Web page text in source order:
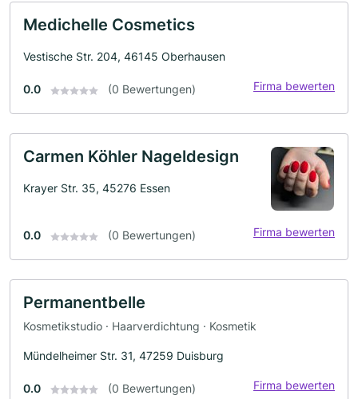
Medichelle Cosmetics
Vestische Str. 204, 46145 Oberhausen
0.0 (0 Bewertungen) Firma bewerten
Carmen Köhler Nageldesign
Krayer Str. 35, 45276 Essen
0.0 (0 Bewertungen) Firma bewerten
Permanentbelle
Kosmetikstudio · Haarverdichtung · Kosmetik
Mündelheimer Str. 31, 47259 Duisburg
0.0 (0 Bewertungen) Firma bewerten